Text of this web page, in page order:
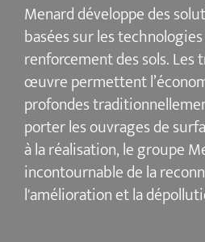
Menarddéveloppe des
basées sur les
renforcement des sols. Les
œuvre permettent
profondes
porter les ouvrages de
à la réalisation, le groupe
incontournable de la
l'amélioration et la